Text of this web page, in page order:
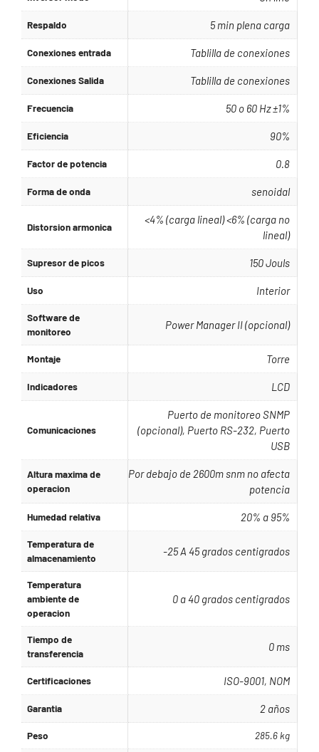
Respaldo 5 min plena carga
Conexiones entrada Tablilla de conexiones
Conexiones Salida Tablilla de conexiones
Frecuencia 50 o 60 Hz ±1%
Eficiencia 90%
Factor de potencia 0.8
Forma de onda senoidal
Distorsion armonica
<4% (carga lineal) <6% (carga no
lineal)
Supresor de picos 150 Jouls
Uso Interior
Software de
monitoreo
Power Manager II (opcional)
Montaje Torre
Indicadores LCD
Comunicaciones
Puerto de monitoreo SNMP
(opcional), Puerto RS-232, Puerto
USB
Altura maxima de
operacion
Por debajo de 2600m snm no afecta
potencia
Humedad relativa 20% a 95%
Temperatura de
almacenamiento
-25 A 45 grados centigrados
Temperatura
ambiente de
operacion
0 a 40 grados centigrados
Tiempo de
transferencia
0 ms
Certificaciones ISO-9001, NOM
Garantia 2 años
Peso 285.6 kg